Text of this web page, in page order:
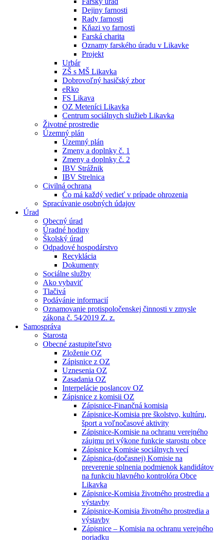
Dejiny farnosti
Rady farnosti
Kňazi vo farnosti
Farská charita
Oznamy farského úradu v Likavke
Projekt
Urbár
ZŠ s MŠ Likavka
Dobrovoľný hasičský zbor
eRko
FS Likava
OZ Meteníci Likavka
Centrum sociálnych služieb Likavka
Životné prostredie
Územný plán
Územný plán
Zmeny a doplnky č. 1
Zmeny a doplnky č. 2
IBV Strážnik
IBV Strelnica
Civilná ochrana
Čo má každý vedieť v prípade ohrozenia
Spracúvanie osobných údajov
Úrad
Obecný úrad
Úradné hodiny
Školský úrad
Odpadové hospodárstvo
Recyklácia
Dokumenty
Sociálne služby
Ako vybaviť
Tlačivá
Podávánie informacií
Oznamovanie protispoločenskej činnosti v zmysle
zákona č. 54⁄2019 Z. z.
Samospráva
Starosta
Obecné zastupiteľstvo
Zloženie OZ
Zápisnice z OZ
Uznesenia OZ
Zasadania OZ
Interpelácie poslancov OZ
Zápisnice z komisii OZ
Zápisnice-Finančná komisia
Zápisnice-Komisia pre školstvo, kultúru,
šport a voľnočasové aktivity
Zápisnice-Komisie na ochranu verejného
záujmu pri výkone funkcie starostu obce
Zápisnice Komisie sociálnych vecí
Zápisnica-(dočasnej) Komisie na
preverenie splnenia podmienok kandidátov
na funkciu hlavného kontrolóra Obce
Likavka
Zápisnice-Komisia životného prostredia a
výstavby
Zápisnice-Komisia životného prostredia a
výstavby
Zápisnice – Komisia na ochranu verejného
poriadku